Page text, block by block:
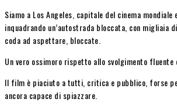
Siamo a Los Angeles, capitale del cinema
inquadrando un’autostrada bloccata, con migliaia
coda ad aspettare, bloccate.
Un vero ossimoro rispetto allo svolgimento fluente
Il film è piaciuto a tutti, critica e pubblico, forse
ancora capace di spiazzare.